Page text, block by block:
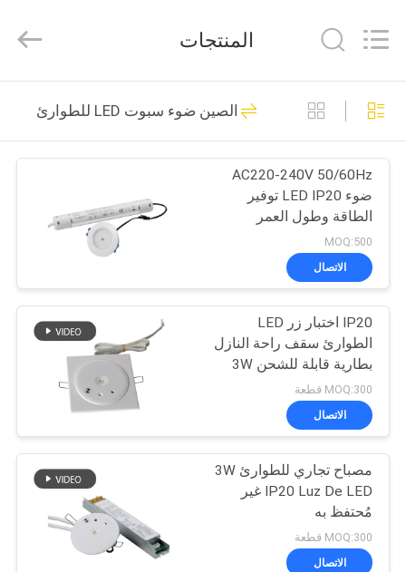
الصفحة
الرئيسية
منتجات
معلومات
جولة
المعمل
مراقبة
الجودة
اتصل
Technology
Co.,Ltd.
Reserved.
ضوء الطوارئ للماء
92
مصباح طوارئ قابل
لإعادة الشحن
73
ضوء الطوارئ راحة
36
المنتجات
الصين ضوء سبوت LED للطوارئ
AC220-240V 50/60Hz
ضوء LED IP20 توفير
الطاقة وطول العمر
MOQ:500
الاتصال
IP20 اختبار زر LED
الطوارئ سقف راحة النازل
بطارية قابلة للشحن 3W
MOQ:300 قطعة
الاتصال
مصباح تجاري للطوارئ 3W
IP20 Luz De LED غير
مُحتفظ به
MOQ:300 قطعة
الاتصال